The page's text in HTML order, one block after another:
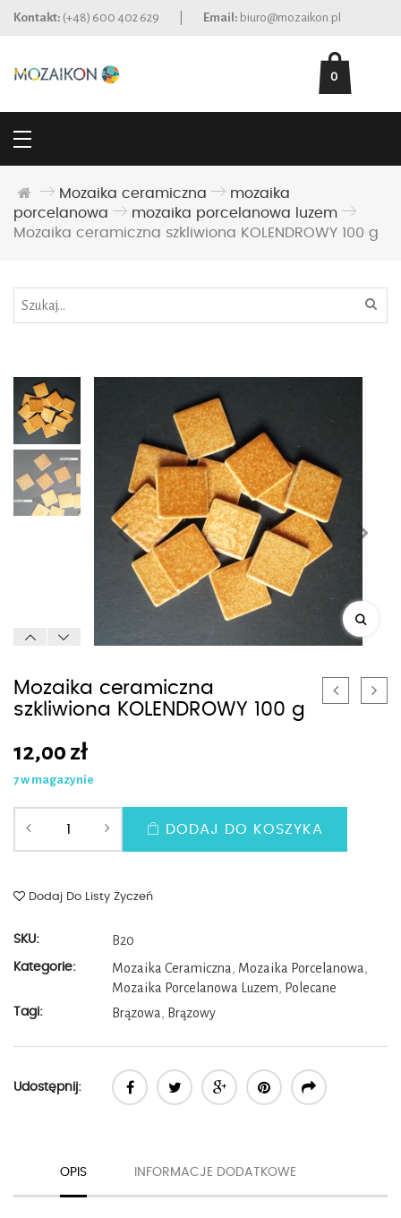
Kontakt: (+48) 600 402 629 Email: biuro@mozaikon.pl
0
Mozaika ceramiczna
mozaika
porcelanowa
mozaika porcelanowa luzem
Mozaika ceramiczna szkliwiona KOLENDROWY 100 g
Mozaika ceramiczna
szkliwiona KOLENDROWY 100 g
12,00 zł
7 w magazynie
DODAJ DO KOSZYKA
Dodaj Do Listy Życzeń
SKU: B20
Kategorie: Mozaika Ceramiczna , Mozaika Porcelanowa ,
Mozaika Porcelanowa Luzem, Polecane
Tagi: Brązowa , Brązowy
Udostępnij:
OPIS INFORMACJE DODATKOWE